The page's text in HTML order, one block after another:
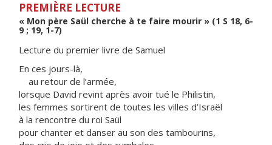
PREMIÈRE LECTURE
« Mon père Saül cherche à te faire mourir » (1 S 18, 6-
9 ; 19, 1-7)
Lecture du premier livre de Samuel
En ces jours-là,
au retour de l’armée,
lorsque David revint après avoir tué le Philistin,
les femmes sortirent de toutes les villes d’Israël
à la rencontre du roi Saül
pour chanter et danser au son des tambourins,